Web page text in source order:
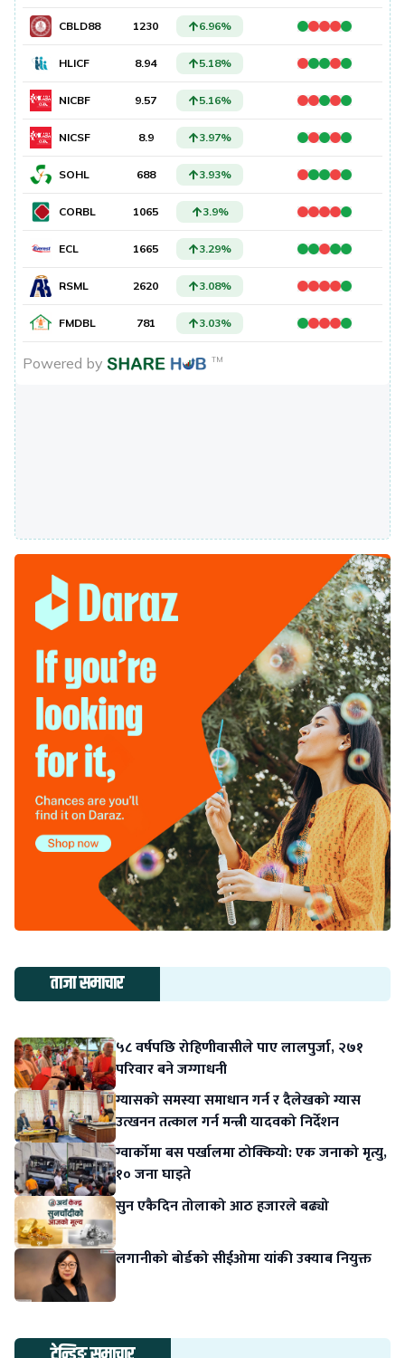
ताजा समाचार
५८ वर्षपछि रोहिणीवासीले पाए लालपुर्जा, २७१
परिवार बने जग्गाधनी
ग्यासको समस्या समाधान गर्न र दैलेखको ग्यास
उत्खनन तत्काल गर्न मन्त्री यादवको निर्देशन
ग्वार्कोमा बस पर्खालमा ठोक्कियो: एक जनाको मृत्यु,
१० जना घाइते
सुन एकैदिन तोलाको आठ हजारले बढ्यो
लगानीको बोर्डको सीईओमा यांकी उक्याब नियुक्त